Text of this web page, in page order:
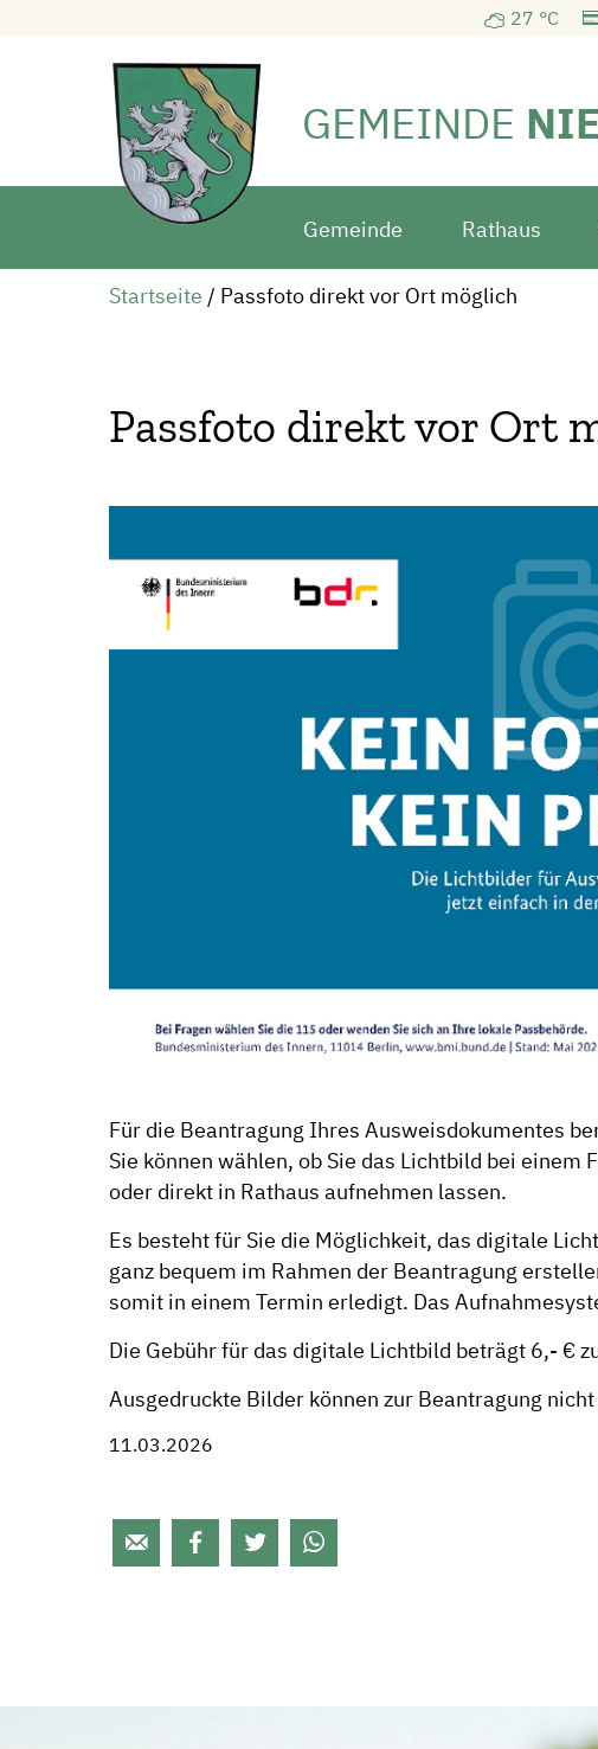
27 °C
GEMEINDE
Gemeinde Rathaus
Startseite / Passfoto direkt vor Ort möglich
Passfoto direkt vor Ort
Für die Beantragung Ihres Ausweisdokumentes
Sie können wählen, ob Sie das Lichtbild bei
oder direkt in Rathaus aufnehmen lassen.
Es besteht für Sie die Möglichkeit, das digitale
ganz bequem im Rahmen der Beantragung
somit in einem Termin erledigt. Das
Die Gebühr für das digitale Lichtbild beträgt 6,- €
Ausgedruckte Bilder können zur Beantragung
11.03.2026
   